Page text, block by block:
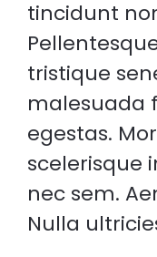
tincidunt
tristique
malesuada
egestas.
scelerisque
nec sem.
Nulla